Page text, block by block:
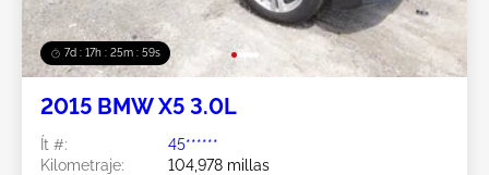
7d : 17h : 25m : 56s
2015 BMW X5 3.0L
Ít #:
45******
Kilometraje:
104,978 millas